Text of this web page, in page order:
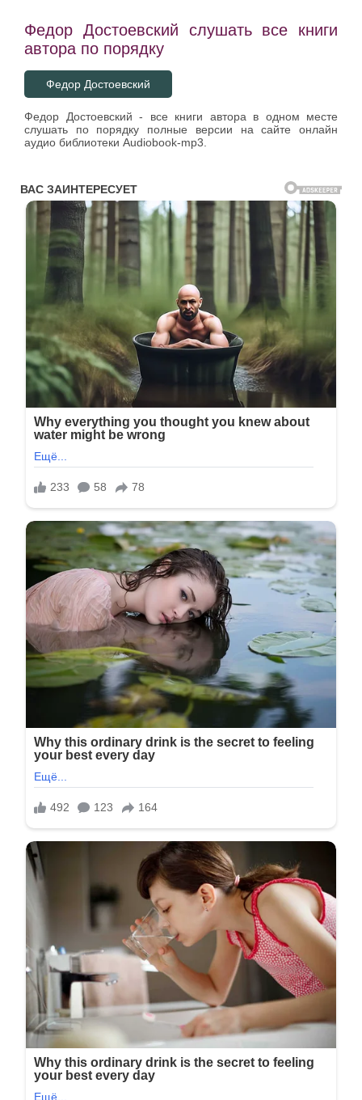
Федор Достоевский слушать все книги
автора по порядку
Федор Достоевский
Федор Достоевский - все книги автора в одном месте
слушать по порядку полные версии на сайте онлайн
аудио библиотеки Audiobook-mp3.